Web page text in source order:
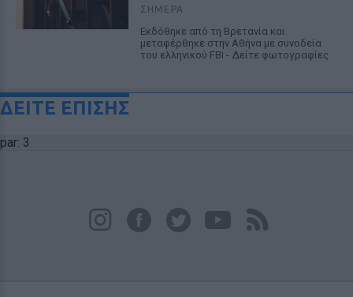
ΣΉΜΕΡΑ
Εκδόθηκε από τη Βρετανία και
μεταφέρθηκε στην Αθήνα με συνοδεία
του ελληνικού FBI - Δείτε φωτογραφίες
ΔΕΙΤΕ ΕΠΙΣΗΣ
par: 3